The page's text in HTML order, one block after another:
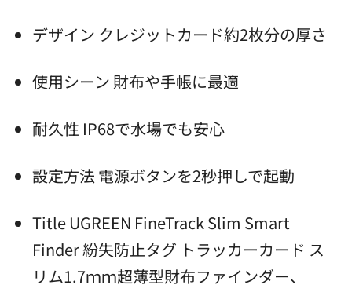
デザイン クレジットカード約2枚分の厚さ
使用シーン 財布や手帳に最適
耐久性 IP68で水場でも安心
設定方法 電源ボタンを2秒押しで起動
Title UGREEN FineTrack Slim Smart
Finder 紛失防止タグ トラッカーカード ス
リム1.7ｍｍ超薄型財布ファインダー、